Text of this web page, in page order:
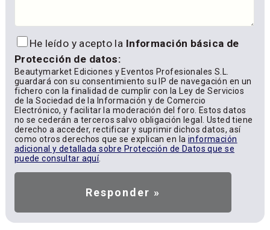
He leído y acepto la Información básica de
Protección de datos:
Beautymarket Ediciones y Eventos Profesionales S.L.
guardará con su consentimiento su IP de navegación en un
fichero con la finalidad de cumplir con la Ley de Servicios
de la Sociedad de la Información y de Comercio
Electrónico, y facilitar la moderación del foro. Estos datos
no se cederán a terceros salvo obligación legal. Usted tiene
derecho a acceder, rectificar y suprimir dichos datos, así
como otros derechos que se explican en la información
adicional y detallada sobre Protección de Datos que se
puede consultar aquí.